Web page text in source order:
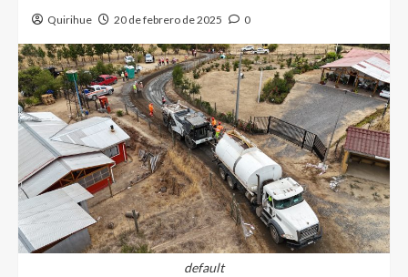
Quirihue 20 de febrero de 2025 0
default